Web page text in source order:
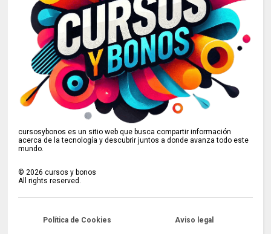
cursosybonos es un sitio web que busca compartir información
acerca de la tecnología y descubrir juntos a donde avanza todo este
mundo.
© 2026 cursos y bonos
All rights reserved.
Política de Cookies Aviso legal